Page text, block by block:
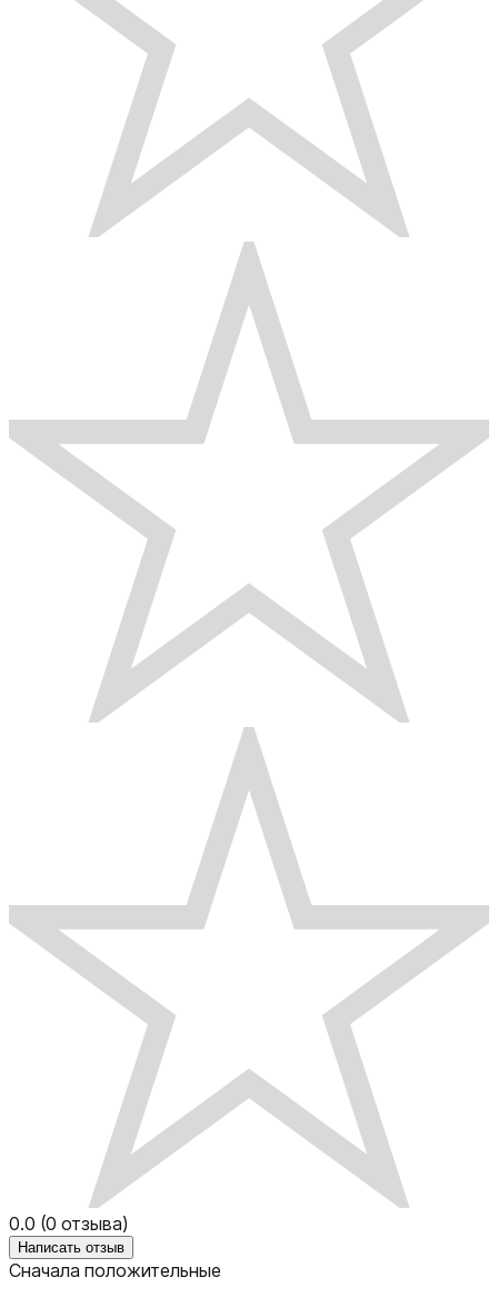
0.0 (0 отзыва)
Написать отзыв
Сначала положительные